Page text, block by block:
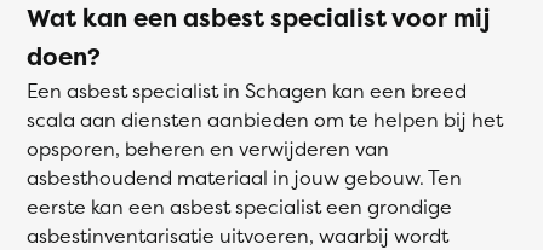
Wat kan een asbest specialist voor mij
doen?
Een asbest specialist in Schagen kan een breed
scala aan diensten aanbieden om te helpen bij het
opsporen, beheren en verwijderen van
asbesthoudend materiaal in jouw gebouw. Ten
eerste kan een asbest specialist een grondige
asbestinventarisatie uitvoeren, waarbij wordt